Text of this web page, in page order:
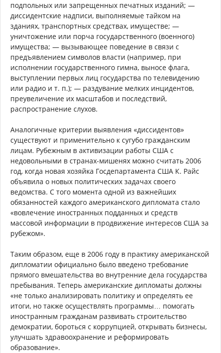
подпольных или запрещенных печатных изданий; —
диссидентские надписи, выполняемые тайком на
зданиях, транспортных средствах, имуществе; —
уничтожение или порча государственного (военного)
имущества; — вызывающее поведение в связи с
предъявлением символов власти (например, при
исполнении государственного гимна, выносе флага,
выступлении первых лиц государства по телевидению
или радио и т. п.); — раздувание мелких инцидентов,
преувеличение их масштабов и последствий,
распространение слухов.
Аналогичные критерии выявления «диссидентов»
существуют и применительно к сугубо гражданским
лицам. Рубежным в активизации работы США с
недовольными в странах-мишенях можно считать 2006
год, когда новая хозяйка Госдепартамента США К. Райс
объявила о новых политических задачах своего
ведомства. С того момента одной из важнейших
обязанностей каждого американского дипломата стало
«вовлечение иностранных подданных и средств
массовой информации в продвижение интересов США за
рубежом».
Таким образом, еще в 2006 году в практику американской
дипломатии официально было введено требование
прямого вмешательства во внутренние дела государства
пребывания. Теперь американские дипломаты должны
«не только анализировать политику и определять ее
итоги, но также осуществлять программы… помогать
иностранным гражданам развивать строительство
демократии, бороться с коррупцией, открывать бизнесы,
улучшать здравоохранение и реформировать
образование».